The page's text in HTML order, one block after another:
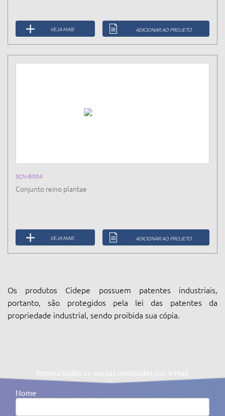
VEJA MAIS ADICIONAR AO PROJETO
SCN-B004
Conjunto reino plantae
VEJA MAIS ADICIONAR AO PROJETO
Os produtos Cidepe possuem patentes industriais,
portanto, são protegidos pela lei das patentes da
propriedade industrial, sendo proibida sua cópia.
Receba todas as nossas novidades por e-mail
Nome